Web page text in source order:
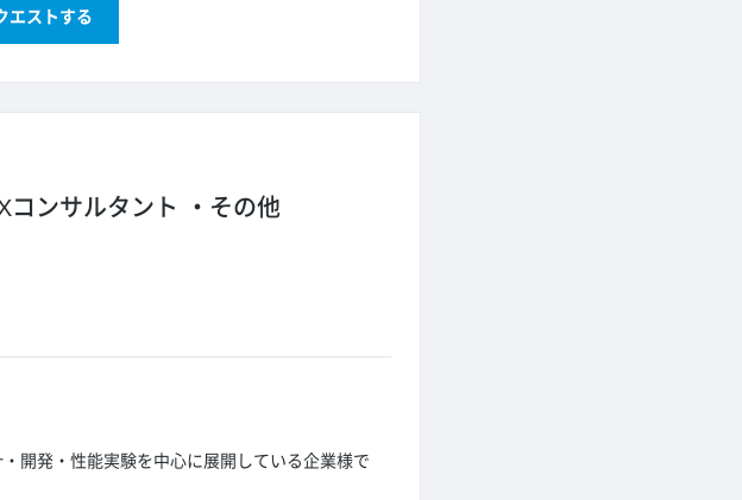
エストする
コンサルタント その他
開発・性能実験を中心に展開している企業様で